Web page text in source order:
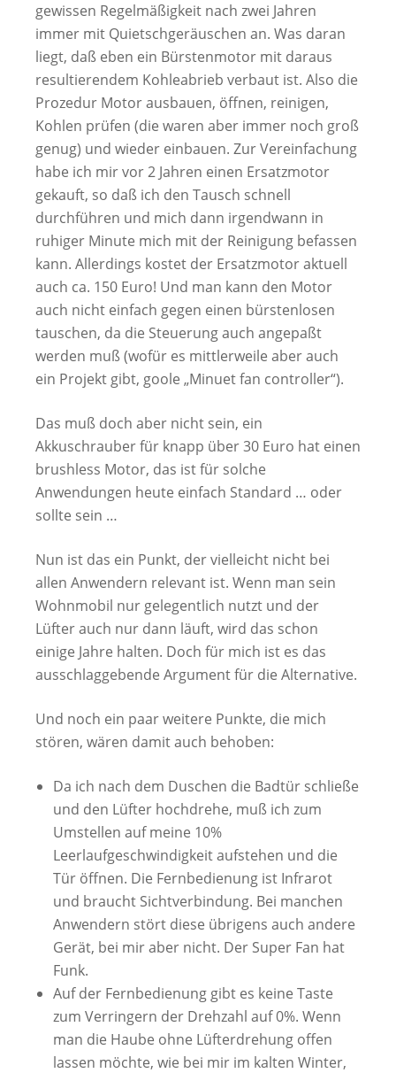
gewissen Regelmäßigkeit nach zwei Jahren
immer mit Quietschgeräuschen an. Was daran
liegt, daß eben ein Bürstenmotor mit daraus
resultierendem Kohleabrieb verbaut ist. Also die
Prozedur Motor ausbauen, öffnen, reinigen,
Kohlen prüfen (die waren aber immer noch groß
genug) und wieder einbauen. Zur Vereinfachung
habe ich mir vor 2 Jahren einen Ersatzmotor
gekauft, so daß ich den Tausch schnell
durchführen und mich dann irgendwann in
ruhiger Minute mich mit der Reinigung befassen
kann. Allerdings kostet der Ersatzmotor aktuell
auch ca. 150 Euro! Und man kann den Motor
auch nicht einfach gegen einen bürstenlosen
tauschen, da die Steuerung auch angepaßt
werden muß (wofür es mittlerweile aber auch
ein Projekt gibt, goole „Minuet fan controller“).
Das muß doch aber nicht sein, ein
Akkuschrauber für knapp über 30 Euro hat einen
brushless Motor, das ist für solche
Anwendungen heute einfach Standard … oder
sollte sein …
Nun ist das ein Punkt, der vielleicht nicht bei
allen Anwendern relevant ist. Wenn man sein
Wohnmobil nur gelegentlich nutzt und der
Lüfter auch nur dann läuft, wird das schon
einige Jahre halten. Doch für mich ist es das
ausschlaggebende Argument für die Alternative.
Und noch ein paar weitere Punkte, die mich
stören, wären damit auch behoben:
Da ich nach dem Duschen die Badtür schließe
und den Lüfter hochdrehe, muß ich zum
Umstellen auf meine 10%
Leerlaufgeschwindigkeit aufstehen und die
Tür öffnen. Die Fernbedienung ist Infrarot
und braucht Sichtverbindung. Bei manchen
Anwendern stört diese übrigens auch andere
Gerät, bei mir aber nicht. Der Super Fan hat
Funk.
Auf der Fernbedienung gibt es keine Taste
zum Verringern der Drehzahl auf 0%. Wenn
man die Haube ohne Lüfterdrehung offen
lassen möchte, wie bei mir im kalten Winter,